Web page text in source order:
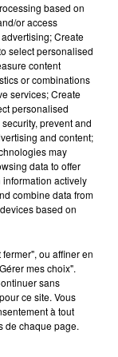
le single le plus
leur
Gomez et
single
based on
or access
Create
select personalised
content
or combinations
services; Create
personalised
prevent and
and content;
may
data to offer
actively
combine data from
based on
ou affiner en
mes choix".
sans
ce site. Vous
à tout
de chaque page.